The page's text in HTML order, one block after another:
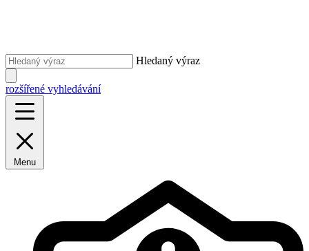
Hledaný výraz
rozšířené vyhledávání
Menu